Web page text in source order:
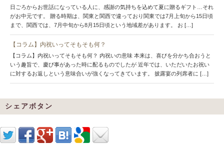
日ごろからお世話になっている人に、感謝の気持ちを込めて夏に贈るギフト…それ
がお中元です。 贈る時期は、関東と関西で違っており関東では7月上旬から15日頃
まで、関西では、7月中旬から8月15日頃という地域差があります。 お […]
【コラム】内祝いってそもそも何？
【コラム】内祝いってそもそも何？ 内祝いの意味 本来は、喜びを分かち合おうと
いう趣旨で、慶び事があった時に配るものでしたが 近年では、いただいたお祝い
に対するお返しという意味合いが強くなってきています。 披露宴の列席者に […]
シェアボタン